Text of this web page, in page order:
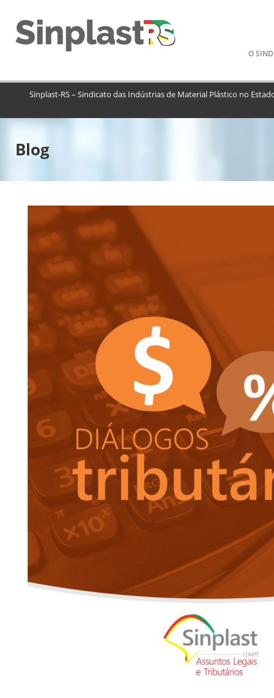
Pular
o
O
Sinplast-RS – Sindicato das Indústrias de Material Plástico no
Blog